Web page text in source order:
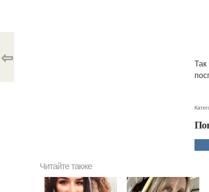
⇦
Читайте также